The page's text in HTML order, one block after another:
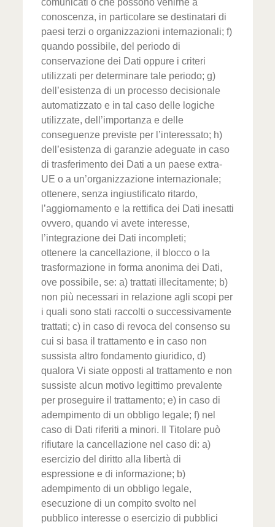
comunicati o che possono venirne a
conoscenza, in particolare se destinatari di
paesi terzi o organizzazioni internazionali; f)
quando possibile, del periodo di
conservazione dei Dati oppure i criteri
utilizzati per determinare tale periodo; g)
dell’esistenza di un processo decisionale
automatizzato e in tal caso delle logiche
utilizzate, dell’importanza e delle
conseguenze previste per l’interessato; h)
dell’esistenza di garanzie adeguate in caso
di trasferimento dei Dati a un paese extra-
UE o a un’organizzazione internazionale;
ottenere, senza ingiustificato ritardo,
l’aggiornamento e la rettifica dei Dati inesatti
ovvero, quando vi avete interesse,
l’integrazione dei Dati incompleti;
ottenere la cancellazione, il blocco o la
trasformazione in forma anonima dei Dati,
ove possibile, se: a) trattati illecitamente; b)
non più necessari in relazione agli scopi per
i quali sono stati raccolti o successivamente
trattati; c) in caso di revoca del consenso su
cui si basa il trattamento e in caso non
sussista altro fondamento giuridico, d)
qualora Vi siate opposti al trattamento e non
sussiste alcun motivo legittimo prevalente
per proseguire il trattamento; e) in caso di
adempimento di un obbligo legale; f) nel
caso di Dati riferiti a minori. Il Titolare può
rifiutare la cancellazione nel caso di: a)
esercizio del diritto alla libertà di
espressione e di informazione; b)
adempimento di un obbligo legale,
esecuzione di un compito svolto nel
pubblico interesse o esercizio di pubblici